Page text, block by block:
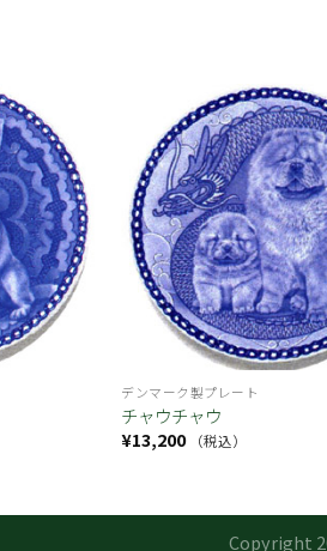
お気
に入
り
デンマーク製プレート
チャウチャウ
¥13,200 （税込）
Copyright